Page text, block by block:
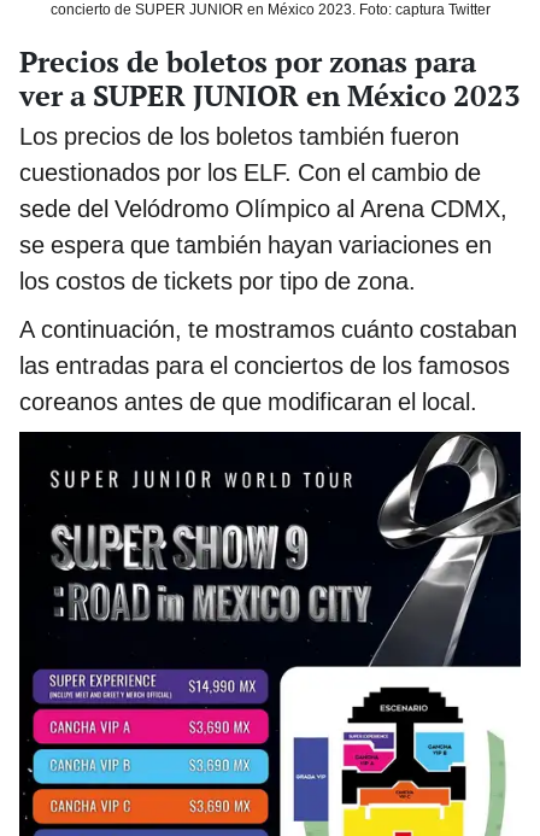
concierto de SUPER JUNIOR en México 2023. Foto: captura Twitter
Precios de boletos por zonas para
ver a SUPER JUNIOR en México 2023
Los precios de los boletos también fueron
cuestionados por los ELF. Con el cambio de
sede del Velódromo Olímpico al Arena CDMX,
se espera que también hayan variaciones en
los costos de tickets por tipo de zona.
A continuación, te mostramos cuánto costaban
las entradas para el conciertos de los famosos
coreanos antes de que modificaran el local.